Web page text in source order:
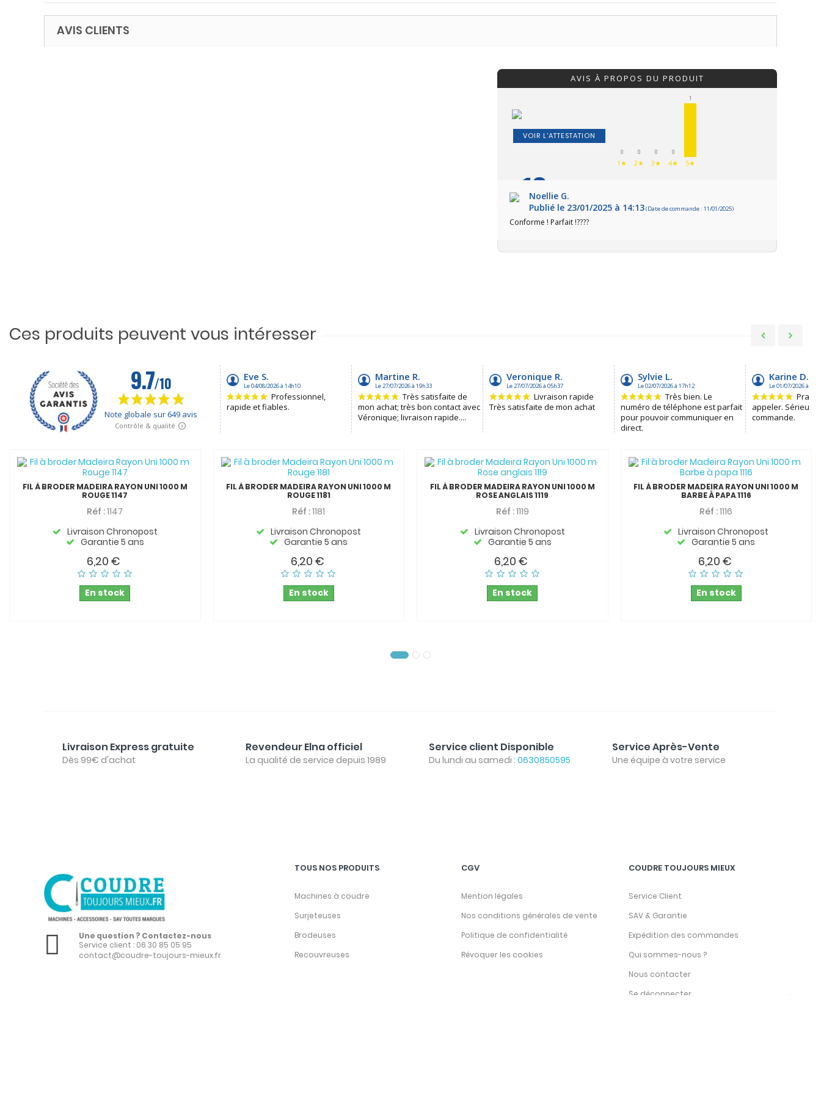
AVIS CLIENTS
AVIS À PROPOS DU PRODUIT
VOIR L'ATTESTATION
0
1★
0
2★
0
3★
0
4★
1
5★
10/10
Noellie G.
Publié le 23/01/2025 à 14:13(Date de commande : 11/01/2025)
Conforme ! Parfait !????
Ces produits peuvent vous intéresser
FIL À BRODER MADEIRA RAYON UNI 1000 M
ROUGE 1147
Réf :1147
Livraison Chronopost
Garantie 5 ans
6,20 €
En stock
FIL À BRODER MADEIRA RAYON UNI 1000 M
ROUGE 1181
Réf :1181
Livraison Chronopost
Garantie 5 ans
6,20 €
En stock
FIL À BRODER MADEIRA RAYON UNI 1000 M
ROSE ANGLAIS 1119
Réf :1119
Livraison Chronopost
Garantie 5 ans
6,20 €
En stock
FIL À BRODER MADEIRA RAYON UNI 1000 M
BARBE À PAPA 1116
Réf :1116
Livraison Chronopost
Garantie 5 ans
6,20 €
En stock
Livraison Express gratuite
Dès 99€ d'achat
Revendeur Elna officiel
La qualité de service depuis 1989
Service client Disponible
Du lundi au samedi : 0630850595
Service Après-Vente
Une équipe à votre service
Une question ? Contactez-nous
Service client : 06 30 85 05 95
contact@coudre-toujours-mieux.fr
TOUS NOS PRODUITS
Machines à coudre
Surjeteuses
Brodeuses
Recouvreuses
CGV
Mention légales
Nos conditions générales de vente
Politique de confidentialité
Révoquer les cookies
COUDRE TOUJOURS MIEUX
Service Client
SAV & Garantie
Expédition des commandes
Qui sommes-nous ?
Nous contacter
Se déconnecter